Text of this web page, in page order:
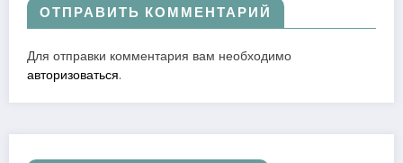
ОТПРАВИТЬ КОММЕНТАРИЙ
Для отправки комментария вам необходимо
авторизоваться.